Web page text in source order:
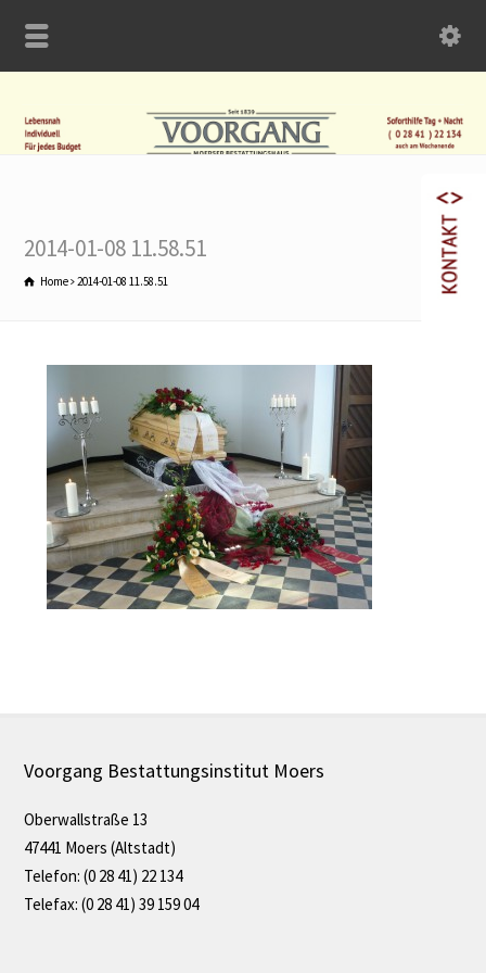
2014-01-08 11.58.51
Home 2014-01-08 11.58.51
Voorgang Bestattungsinstitut Moers
Oberwallstraße 13
47441 Moers (Altstadt)
Telefon: (0 28 41) 22 134
Telefax: (0 28 41) 39 159 04